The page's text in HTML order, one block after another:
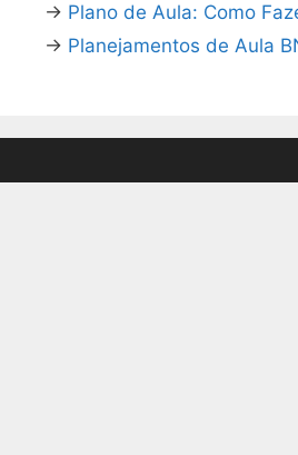
→ Plano de Aula: Como
→ Planejamentos de Aula